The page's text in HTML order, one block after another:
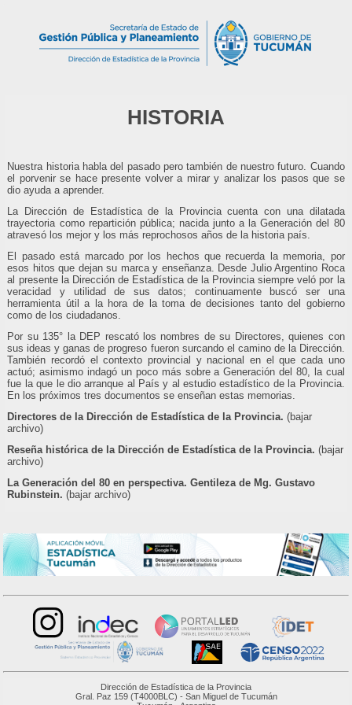
HISTORIA
Nuestra historia habla del pasado pero también de nuestro futuro. Cuando
el porvenir se hace presente volver a mirar y analizar los pasos que se
dio ayuda a aprender.
La Dirección de Estadística de la Provincia cuenta con una dilatada
trayectoria como repartición pública; nacida junto a la Generación del 80
atravesó los mejor y los más reprochosos años de la historia país.
El pasado está marcado por los hechos que recuerda la memoria, por
esos hitos que dejan su marca y enseñanza. Desde Julio Argentino Roca
al presente la Dirección de Estadística de la Provincia siempre veló por la
veracidad y utilidad de sus datos; continuamente buscó ser una
herramienta útil a la hora de la toma de decisiones tanto del gobierno
como de los ciudadanos.
Por su 135° la DEP rescató los nombres de su Directores, quienes con
sus ideas y ganas de progreso fueron surcando el camino de la Dirección.
También recordó el contexto provincial y nacional en el que cada uno
actuó; asimismo indagó un poco más sobre a Generación del 80, la cual
fue la que le dio arranque al País y al estudio estadístico de la Provincia.
En los próximos tres documentos se enseñan estas memorias.
Directores de la Dirección de Estadística de la Provincia. (bajar
archivo)
Reseña histórica de la Dirección de Estadística de la Provincia. (bajar
archivo)
La Generación del 80 en perspectiva. Gentileza de Mg. Gustavo
Rubinstein. (bajar archivo)
Dirección de Estadística de la Provincia
Gral. Paz 159 (T4000BLC) - San Miguel de Tucumán